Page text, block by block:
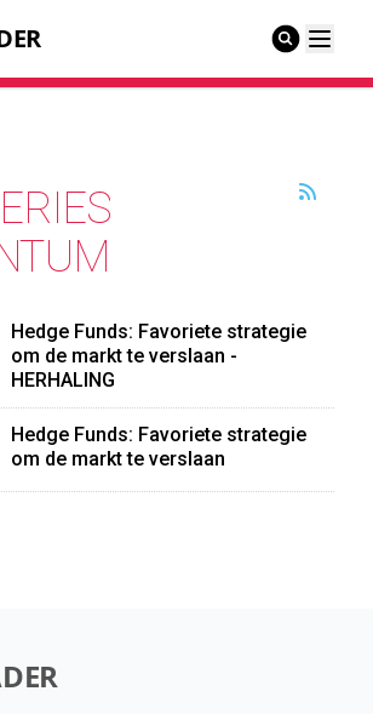
Hedge Funds: Favoriete strategie
om de markt te verslaan -
HERHALING
Hedge Funds: Favoriete strategie
om de markt te verslaan